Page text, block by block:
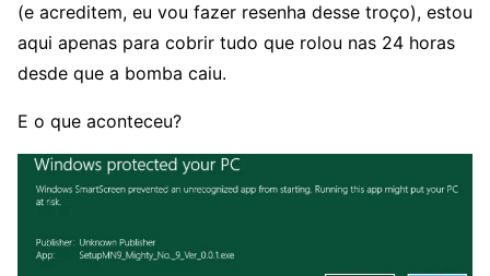
(e acreditem, eu vou fazer resenha desse troço), estou
aqui apenas para cobrir tudo que rolou nas 24 horas
desde que a bomba caiu.
E o que aconteceu?